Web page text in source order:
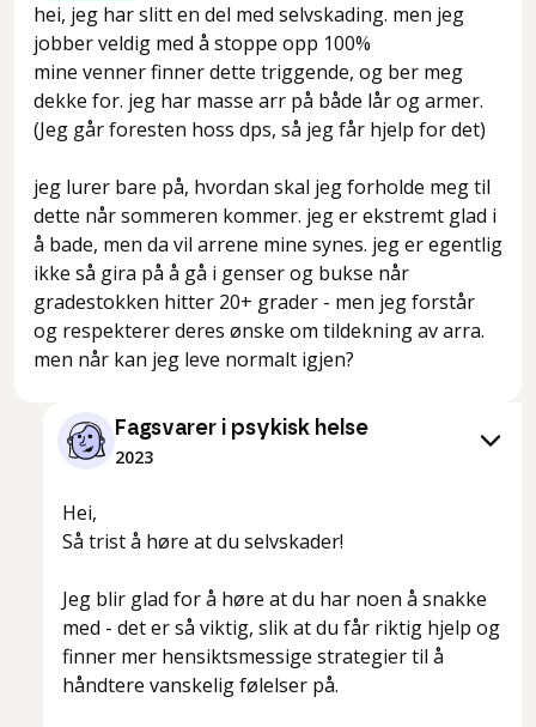
hei, jeg har slitt en del med selvskading. men jeg
jobber veldig med å stoppe opp 100%
mine venner finner dette triggende, og ber meg
dekke for. jeg har masse arr på både lår og armer.
(Jeg går foresten hoss dps, så jeg får hjelp for det)
jeg lurer bare på, hvordan skal jeg forholde meg til
dette når sommeren kommer. jeg er ekstremt glad i
å bade, men da vil arrene mine synes. jeg er egentlig
ikke så gira på å gå i genser og bukse når
gradestokken hitter 20+ grader - men jeg forstår
og respekterer deres ønske om tildekning av arra.
men når kan jeg leve normalt igjen?
Fagsvarer i psykisk helse
2023
Hei,
Så trist å høre at du selvskader!
Jeg blir glad for å høre at du har noen å snakke
med - det er så viktig, slik at du får riktig hjelp og
finner mer hensiktsmessige strategier til å
håndtere vanskelig følelser på.